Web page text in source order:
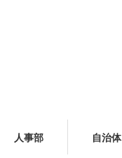
人事部 自治体